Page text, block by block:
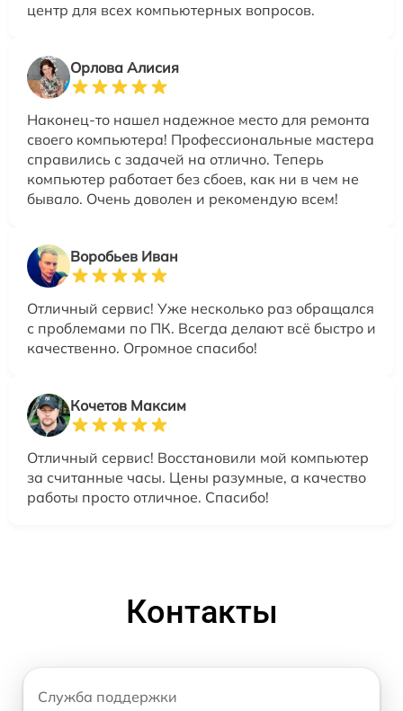
центр для всех компьютерных вопросов.
Орлова Алисия
Наконец-то нашел надежное место для ремонта
своего компьютера! Профессиональные мастера
справились с задачей на отлично. Теперь
компьютер работает без сбоев, как ни в чем не
бывало. Очень доволен и рекомендую всем!
Воробьев Иван
Отличный сервис! Уже несколько раз обращался
с проблемами по ПК. Всегда делают всё быстро и
качественно. Огромное спасибо!
Кочетов Максим
Отличный сервис! Восстановили мой компьютер
за считанные часы. Цены разумные, а качество
работы просто отличное. Спасибо!
Контакты
Служба поддержки